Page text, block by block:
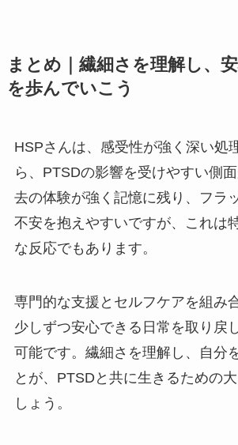
まとめ｜繊細さを理解し、
を歩んでいこう
HSPさんは、感受性が強く深い処
ら、PTSDの影響を受けやすい側
去の体験が強く記憶に残り、フラ
不安を抱えやすいですが、これは
な反応でもあります。
専門的な支援とセルフケアを組み
少しずつ安心できる日常を取り戻
可能です。繊細さを理解し、自分
とが、PTSDと共に生きるための
しょう。